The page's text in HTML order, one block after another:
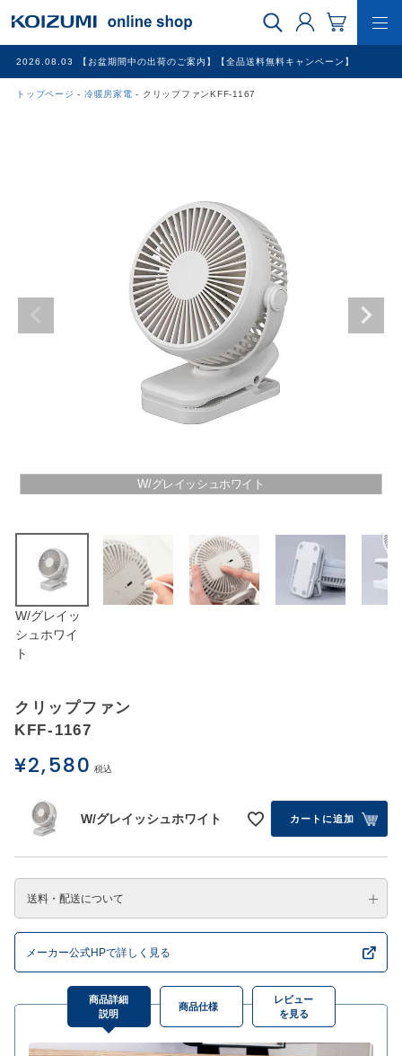
2026.08.03 【お盆期間中の出荷のご案内】【全品送料無料キャンペーン】
トップページ 冷暖房家電 クリップファンKFF-1167
冷暖房家電
アウトレットSALE
ブログ
ログイン
お問い合わせ
W/グレイッシュホワイト
W/グレイッ
シュホワイ
ト
クリップファン
KFF-1167
¥2,580 税込
W/グレイッシュホワイト カートに追加
送料・配送について
メーカー公式HPで詳しく見る
商品詳細
説明
商品仕様
レビュー
を見る